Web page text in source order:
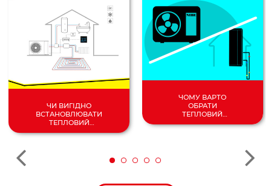
ЧИ ВИГІДНО
ВСТАНОВЛЮВАТИ
ТЕПЛОВИЙ
НАСОС У 2024
ЧОМУ ВАРТО
ОБРАТИ
ТЕПЛОВИЙ